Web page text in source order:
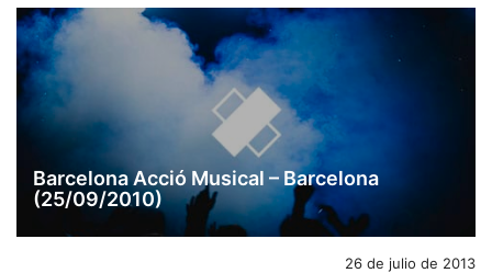
Barcelona Acció Musical – Barcelona
(25/09/2010)
26 de julio de 2013